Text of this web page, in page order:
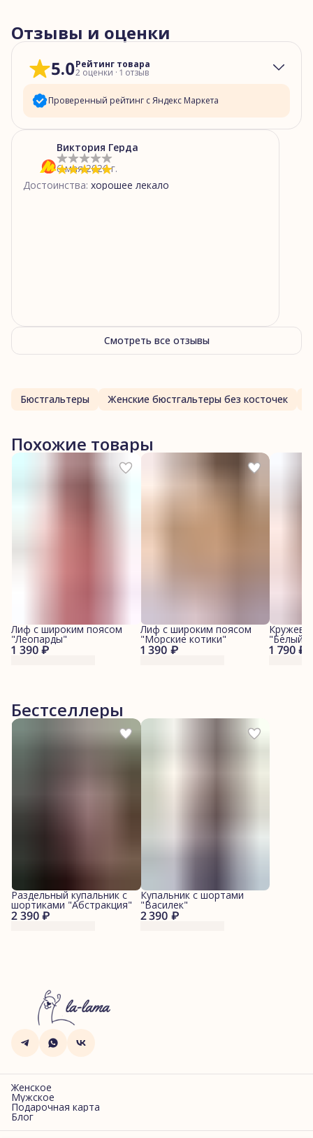
Отзывы и оценки
5.0Рейтинг товара
2 оценки · 1 отзыв
Проверенный рейтинг с Яндекс Маркета
5 звёзд
2
звезды
звезды
2 звезды
Виктория Герда
6 мая 2026 г.
Достоинства: хорошее лекало
Смотреть все отзывы
Бюстгальтеры Женские бюстгальтеры без косточек
Похожие товары
1 390 ₽
Лиф с широким поясом
"Леопарды"
1 390 ₽
Лиф с широким поясом
"Морские котики"
1 790 ₽
"Белый"
Бестселлеры
2 390 ₽
Раздельный купальник с
шортиками "Абстракция"
2 390 ₽
Купальник с шортами
"Василек"
Женское
Мужское
Подарочная карта
Блог